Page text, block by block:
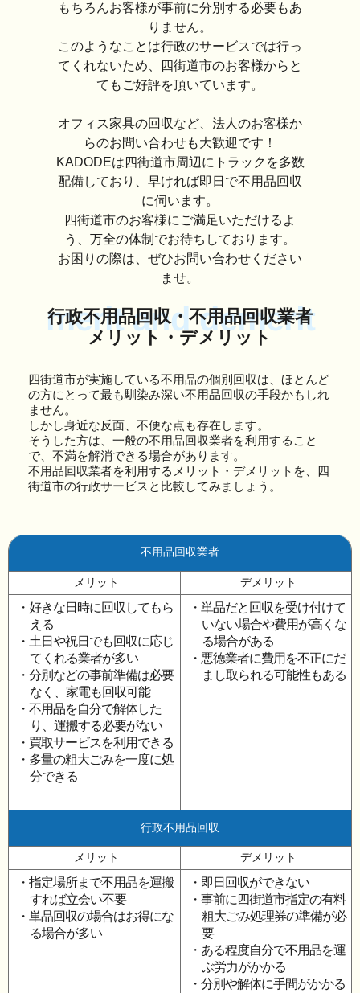
もちろんお客様が事前に分別する必要もあ
りません。
このようなことは行政のサービスでは行っ
てくれないため、四街道市のお客様からと
てもご好評を頂いています。
オフィス家具の回収など、法人のお客様か
らのお問い合わせも大歓迎です！
KADODEは四街道市周辺にトラックを多数
配備しており、早ければ即日で不用品回収
に伺います。
四街道市のお客様にご満足いただけるよ
う、万全の体制でお待ちしております。
お困りの際は、ぜひお問い合わせください
ませ。
merit and demerit
行政不用品回収・不用品回収業者
メリット・デメリット
四街道市が実施している不用品の個別回収は、ほとんど
の方にとって最も馴染み深い不用品回収の手段かもしれ
ません。
しかし身近な反面、不便な点も存在します。
そうした方は、一般の不用品回収業者を利用すること
で、不満を解消できる場合があります。
不用品回収業者を利用するメリット・デメリットを、四
街道市の行政サービスと比較してみましょう。
不用品回収業者
メリット デメリット
・好きな日時に回収してもら
える
・土日や祝日でも回収に応じ
てくれる業者が多い
・分別などの事前準備は必要
なく、家電も回収可能
・不用品を自分で解体した
り、運搬する必要がない
・買取サービスを利用できる
・多量の粗大ごみを一度に処
分できる
・単品だと回収を受け付けて
いない場合や費用が高くな
る場合がある
・悪徳業者に費用を不正にだ
まし取られる可能性もある
行政不用品回収
メリット デメリット
・指定場所まで不用品を運搬
すれば立会い不要
・単品回収の場合はお得にな
る場合が多い
・即日回収ができない
・事前に四街道市指定の有料
粗大ごみ処理券の準備が必
要
・ある程度自分で不用品を運
ぶ労力がかかる
・分別や解体に手間がかかる